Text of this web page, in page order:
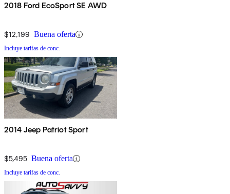
2018 Ford EcoSport SE AWD
$12,199 Buena oferta
Incluye tarifas de conc.
2014 Jeep Patriot Sport
$5,495 Buena oferta
Incluye tarifas de conc.